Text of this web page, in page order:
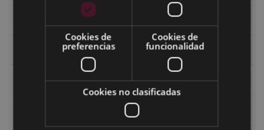
Iglesia de Azitain
Ignacio Zuloaga (1870-2020)
Cookies de
preferencias
Cookies de
funcionalidad
Cookies no clasificadas